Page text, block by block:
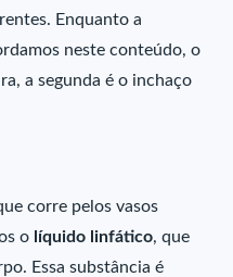
Enquanto a
neste conteúdo, o
a segunda é o inchaço
corre pelos vasos
o líquido linfático, que
Essa substância é